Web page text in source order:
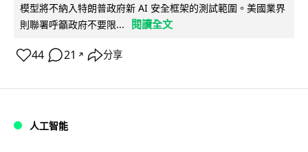
模型將不納入特朗普政府新 AI 安全框架的測試範圍。美國業界
則聯署呼籲政府不要限...
閱讀全文
44 21 ↗ 分享
人工智能